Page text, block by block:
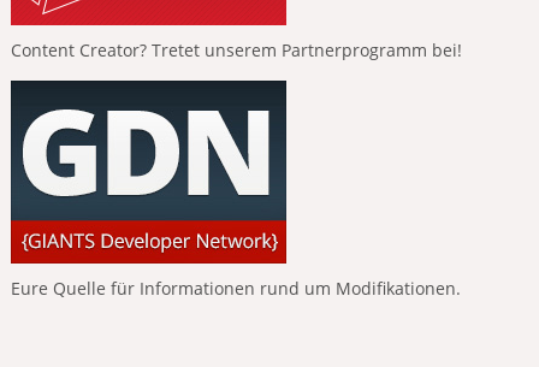
Content Creator? Tretet unserem Partnerprogramm bei!
Eure Quelle für Informationen rund um Modifikationen.